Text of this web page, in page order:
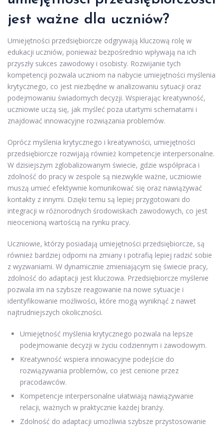
jest ważne dla uczniów?
Umiejętności przedsiębiorcze odgrywają kluczową rolę w
edukacji uczniów, ponieważ bezpośrednio wpływają na ich
przyszły sukces zawodowy i osobisty. Rozwijanie tych
kompetencji pozwala uczniom na nabycie umiejętności myślenia
krytycznego, co jest niezbędne w analizowaniu sytuacji oraz
podejmowaniu świadomych decyzji. Wspierając kreatywność,
uczniowie uczą się, jak myśleć poza utartymi schematami i
znajdować innowacyjne rozwiązania problemów.
Oprócz myślenia krytycznego i kreatywności, umiejętności
przedsiębiorcze rozwijają również kompetencje interpersonalne.
W dzisiejszym zglobalizowanym świecie, gdzie współpraca i
zdolność do pracy w zespole są niezwykle ważne, uczniowie
muszą umieć efektywnie komunikować się oraz nawiązywać
kontakty z innymi. Dzięki temu są lepiej przygotowani do
integracji w różnorodnych środowiskach zawodowych, co jest
nieocenioną wartością na rynku pracy.
Uczniowie, którzy posiadają umiejętności przedsiębiorcze, są
również bardziej odporni na zmiany i potrafią lepiej radzić sobie
z wyzwaniami. W dynamicznie zmieniającym się świecie pracy,
zdolność do adaptacji jest kluczowa. Przedsiębiorcze myślenie
pozwala im na szybsze reagowanie na nowe sytuacje i
identyfikowanie możliwości, które mogą wyniknąć z nawet
najtrudniejszych okoliczności.
Umiejętność myślenia krytycznego pozwala na lepsze
podejmowanie decyzji w życiu codziennym i zawodowym.
Kreatywność wspiera innowacyjne podejście do
rozwiązywania problemów, co jest cenione przez
pracodawców.
Kompetencje interpersonalne ułatwiają nawiązywanie
relacji, ważnych w praktycznie każdej branży.
Zdolność do adaptacji umożliwia szybsze przystosowanie